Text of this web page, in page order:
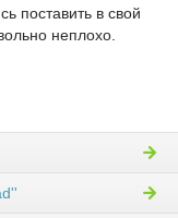
поставить в свой
неплохо.